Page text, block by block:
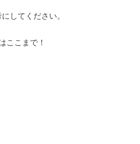
してください。
ここまで！